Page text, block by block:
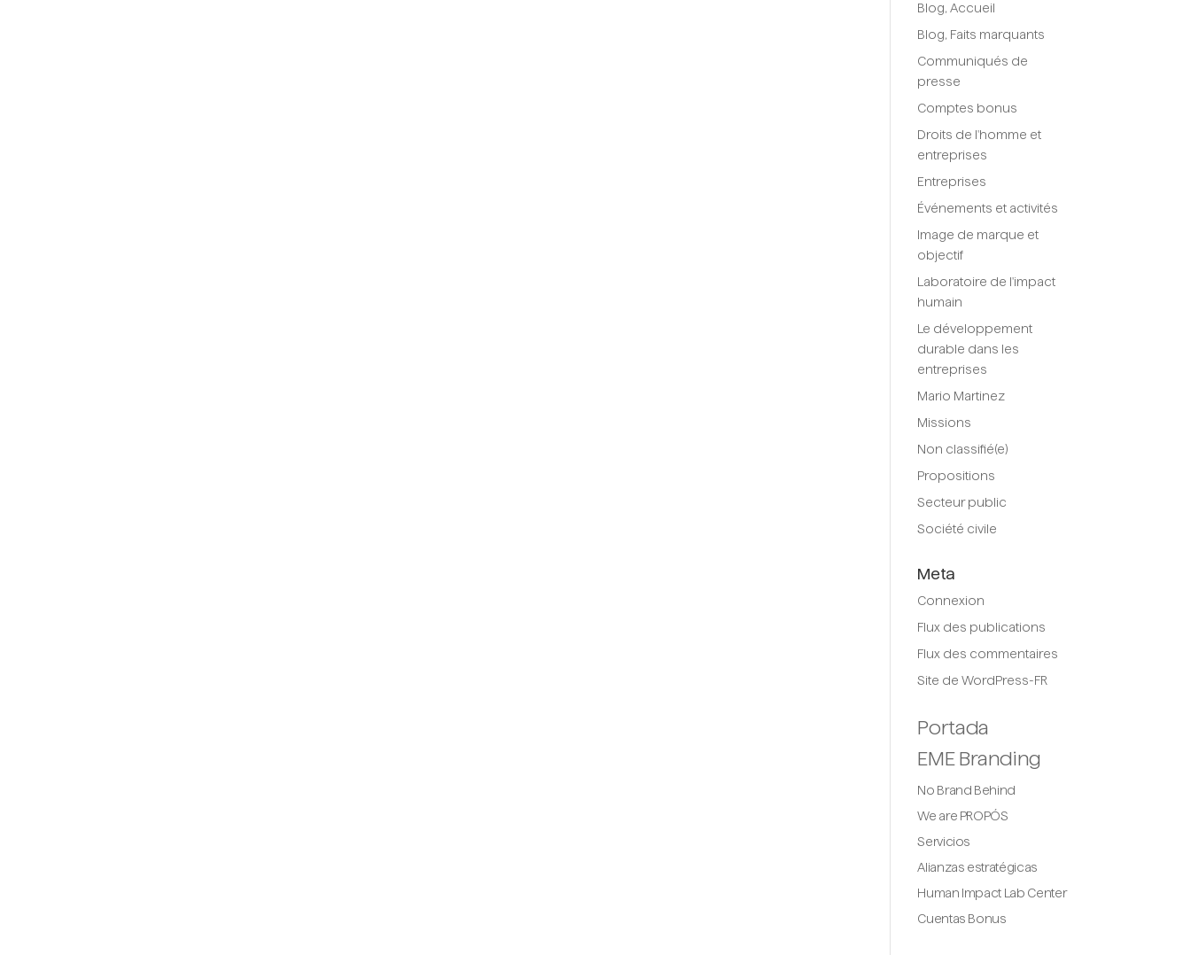
Blog, Accueil
Blog, Faits marquants
Communiqués de
presse
Comptes bonus
Droits de l'homme et
entreprises
Entreprises
Événements et activités
Image de marque et
objectif
Laboratoire de l'impact
humain
Le développement
durable dans les
entreprises
Mario Martinez
Missions
Non classifié(e)
Propositions
Secteur public
Société civile
Meta
Connexion
Flux des publications
Flux des commentaires
Site de WordPress-FR
Portada
EME Branding
No Brand Behind
We are PROPÓS
Servicios
Alianzas estratégicas
Human Impact Lab Center
Cuentas Bonus